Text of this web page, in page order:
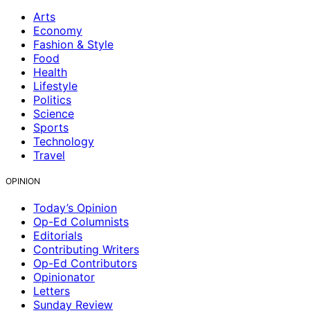
Arts
Economy
Fashion & Style
Food
Health
Lifestyle
Politics
Science
Sports
Technology
Travel
OPINION
Today’s Opinion
Op-Ed Columnists
Editorials
Contributing Writers
Op-Ed Contributors
Opinionator
Letters
Sunday Review